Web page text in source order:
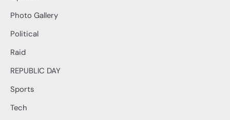
Photo Gallery
Political
Raid
REPUBLIC DAY
Sports
Tech